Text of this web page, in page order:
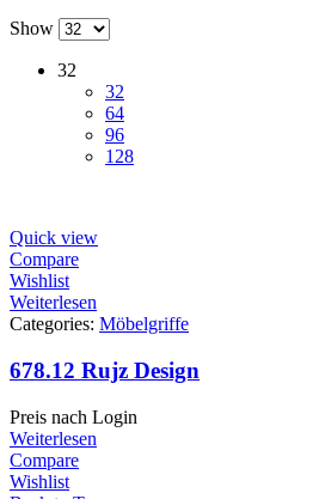
Show
32
32
64
96
128
Quick view
Compare
Wishlist
Weiterlesen
Categories: Möbelgriffe
678.12 Rujz Design
Preis nach Login
Weiterlesen
Compare
Wishlist